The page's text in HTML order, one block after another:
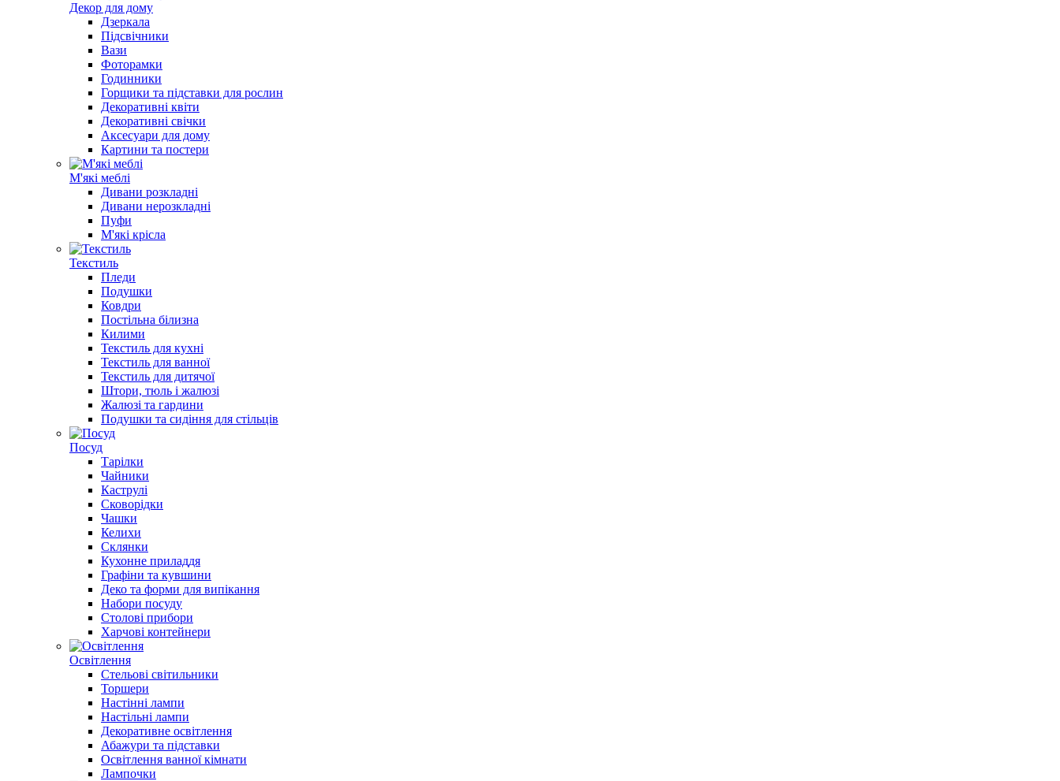
Декор для дому
Дзеркала
Підсвічники
Вази
Фоторамки
Годинники
Горщики та підставки для рослин
Декоративні квіти
Декоративні свічки
Аксесуари для дому
Картини та постери
М'які меблі
Дивани розкладні
Дивани нерозкладні
Пуфи
М'які крісла
Текстиль
Пледи
Подушки
Ковдри
Постільна білизна
Килими
Текстиль для кухні
Текстиль для ванної
Текстиль для дитячої
Штори, тюль і жалюзі
Жалюзі та гардини
Подушки та сидіння для стільців
Посуд
Тарілки
Чайники
Каструлі
Сковорідки
Чашки
Келихи
Склянки
Кухонне приладдя
Графіни та кувшини
Деко та форми для випікання
Набори посуду
Столові прибори
Харчові контейнери
Освітлення
Стельові світильники
Торшери
Настінні лампи
Настільні лампи
Декоративне освітлення
Абажури та підставки
Освітлення ванної кімнати
Лампочки